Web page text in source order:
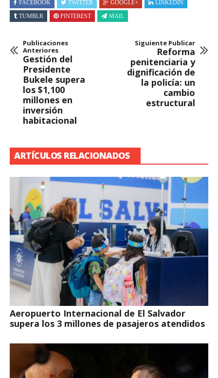
FACEBOOK TWITTER GOOGLE+
LINKEDIN
TUMBLR
PINTEREST MAIL
Publicaciones
Anteriores
Gestión del
Presidente
Bukele supera
los $1,100
millones en
inversión
habitacional
Siguiente Publicar
Reforma
penitenciaria y
dignificación de
la policía: un
cambio
estructural
ARTÍCULOS RELACIONADOS
Aeropuerto Internacional de El Salvador
supera los 3 millones de pasajeros atendidos